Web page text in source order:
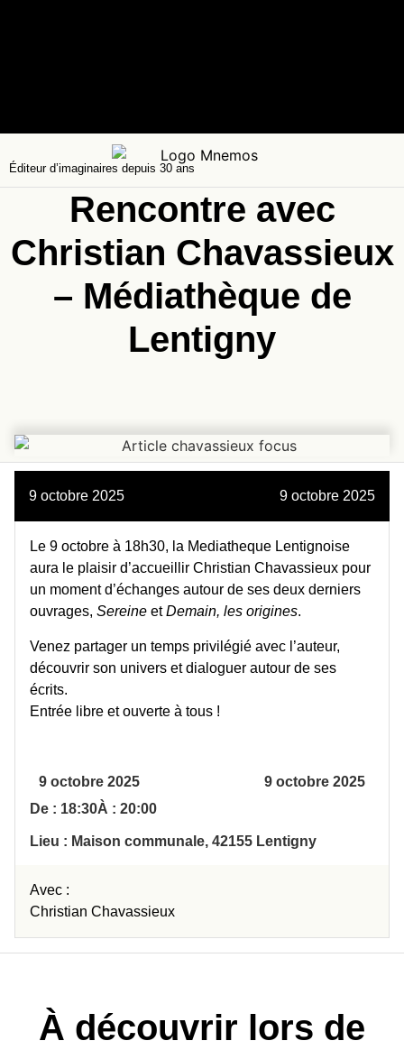
Éditeur d’imaginaires depuis 30 ans
Rencontre avec
Christian Chavassieux
– Médiathèque de
Lentigny
9 octobre 2025 9 octobre 2025
Le 9 octobre à 18h30, la Mediatheque Lentignoise
aura le plaisir d’accueillir Christian Chavassieux pour
un moment d’échanges autour de ses deux derniers
ouvrages, Sereine etDemain, les origines.
Venez partager un temps privilégié avec l’auteur,
découvrir son univers et dialoguer autour de ses
écrits.
Entrée libre et ouverte à tous !
9 octobre 2025
9 octobre 2025
De : 18:30À : 20:00
Lieu : Maison communale, 42155 Lentigny
Avec :
Christian Chavassieux
À découvrir lors de